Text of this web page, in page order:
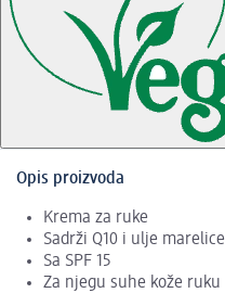
Opis proizvoda
Krema za ruke
Sadrži Q10 i ulje marelice
Sa SPF 15
Za njegu suhe kože ruku